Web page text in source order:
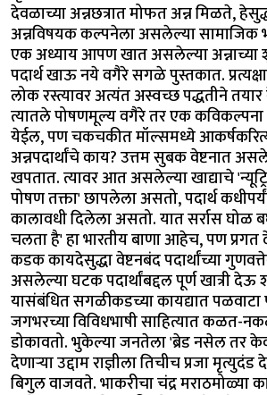
देवळाच्या अन्नछत्रात मोफत अन्न मिळते,
अन्नविषयक कल्पनेला असलेल्या सामाजिक
एक अध्याय आपण खात असलेल्या अन्नाच्या
पदार्थ खाऊ नये वगैरे सगळे पुस्तकात.
लोक रस्त्यावर अत्यंत अस्वच्छ पद्धतीने
त्यातले पोषणमूल्य वगैरे तर एक कविकल्पना
येईल, पण चकचकीत मॉल्समध्ये
अन्नपदार्थांचे काय? उत्तम सुबक वेष्टनात
खपतात. त्यावर आत असलेल्या खाद्याचे
पोषण तक्ता' छापलेला असतो, पदार्थ
कालावधी दिलेला असतो. यात सर्रास घोळ
चलता है' हा भारतीय बाणा आहेच, पण
कडक कायदेसुद्धा वेष्टनबंद पदार्थांच्या
असलेल्या घटक पदार्थांबद्दल पूर्ण खात्री
यासंबंधित सगळीकडच्या कायद्यात
जगभरच्या विविधभाषी साहित्यात कळत-
डोकावतो. भुकेल्या जनतेला 'ब्रेड नसेल तर
देणाऱ्या उद्दाम राज्ञीला तिचीच प्रजा
बिगुल वाजवते. भाकरीचा चंद्र मराठमोळ्या